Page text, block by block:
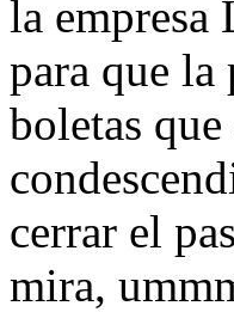
la empresa
para que la
boletas
cerrar el
mira,